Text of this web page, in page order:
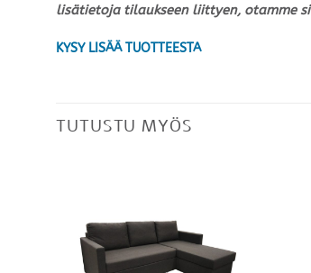
lisätietoja tilaukseen liittyen, otamme
KYSY LISÄÄ TUOTTEESTA
TUTUSTU MYÖS